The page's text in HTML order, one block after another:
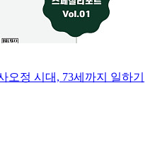
오정 시대, 73세까지 일하기